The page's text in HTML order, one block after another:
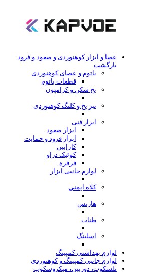
عصا و ابزار کوهنوردی و صعود و فرود
بازگشت
باتوم و عصای کوهنوردی
قطعات باتوم
یخ شکن و کرامپون
تبر یخ و کلنگ کوهنوردی
ابزار فنی
ابزار صعود
ابزار فرود و حمایت
کارابین
کوئیک دراو
قرقره
لوازم جانبی ابزار
کلاه ایمنی
هارنس
طناب
اسلینگ
لوازم بهداشتی کمپینگ
لوازم جانبی کمپینگ و کوهنوردی
تلسکوپ، دوربین، میکروسکوپ